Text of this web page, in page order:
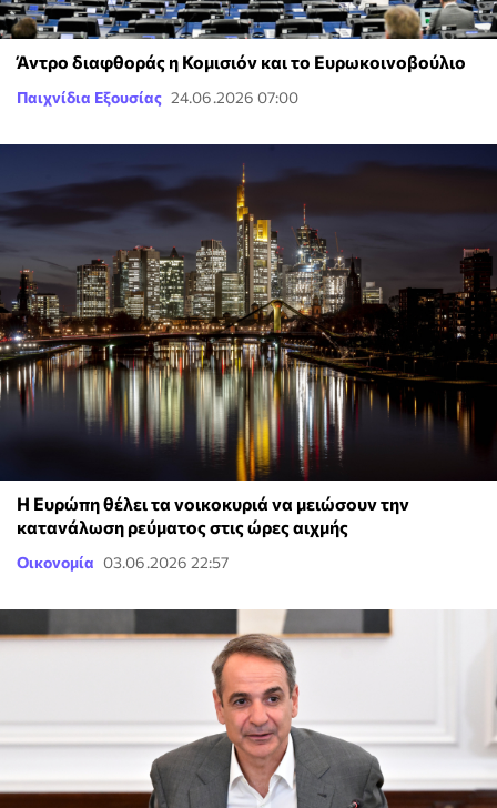
Άντρο διαφθοράς η Κομισιόν και το Ευρωκοινοβούλιο
Παιχνίδια Εξουσίας 24.06.2026 07:00
Η Ευρώπη θέλει τα νοικοκυριά να μειώσουν την
κατανάλωση ρεύματος στις ώρες αιχμής
Οικονομία 03.06.2026 22:57